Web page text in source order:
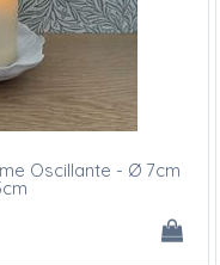
Oscillante - Ø 7cm